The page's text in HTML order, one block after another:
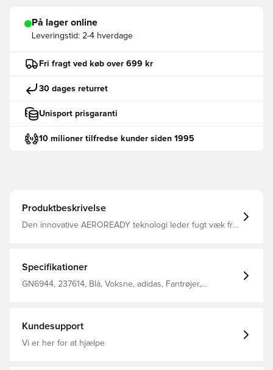
På lager online
Leveringstid: 2-4 hverdage
Fri fragt ved køb over 699 kr
30 dages returret
Unisport prisgaranti
10 milioner tilfredse kunder siden 1995
Produktbeskrivelse
Den innovative AEROREADY teknologi leder fugt væk fra
genanvendt indhold Rund ribhals Regular fit Fremstillet i
100% genanvendt polyester. Denne overdel kommer
med Unisport i nakken.
Specifikationer
GN6944, 237614, Blå, Voksne, adidas, Fantrøjer,
Kundesupport
Vi er her for at hjælpe